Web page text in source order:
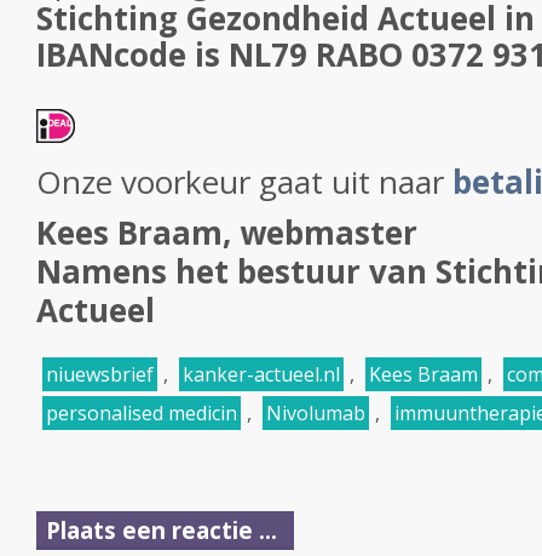
Stichting Gezondheid Actueel
IBANcode is NL79 RABO 0372
Onze voorkeur gaat uit naar
Kees Braam, webmaster
Namens het bestuur van
Actueel
niuewsbrief , kanker-actueel.nl , Kees Braam ,
personalised medicin , Nivolumab ,
Plaats een reactie ...